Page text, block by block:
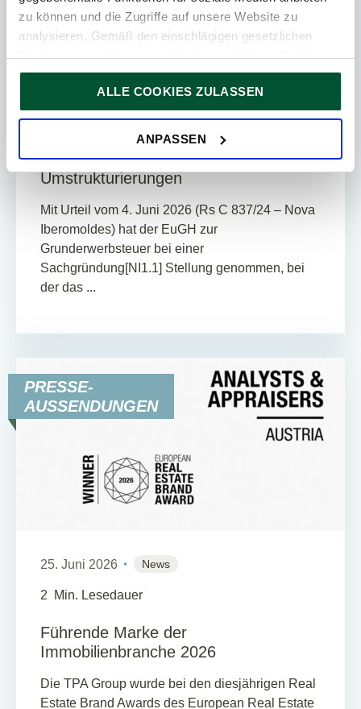
zu können und die Zugriffe auf unsere Website zu
analysieren. Gemäß den einschlägigen gesetzlichen
Bestimmungen können wir Cookies auf Ihrem Gerät
speichern, wenn diese für den Betrieb unserer Website
unbedingt notwendig sind. Für alle anderen Cookie-Typen
ersuchen wir um Ihre Einwilligung.
Sie können Ihre Einwilligung jederzeit in der
ALLE COOKIES ZULASSEN
ANPASSEN
Update
30. Juli 2026 News
EUGH „Nova Iberomoldes“ – BMF klärt
Grunderwerbsteuer bei
Umstrukturierungen
Mit Urteil vom 4. Juni 2026 (Rs C 837/24 – Nova
Iberomoldes) hat der EuGH zur
Grunderwerbsteuer bei einer
Sachgründung[NI1.1] Stellung genommen, bei
der das ...
PRESSE-
AUSSENDUNGEN
25. Juni 2026 News
2 Min. Lesedauer
Führende Marke der
Immobilienbranche 2026
Die TPA Group wurde bei den diesjährigen Real
Estate Brand Awards des European Real Estate